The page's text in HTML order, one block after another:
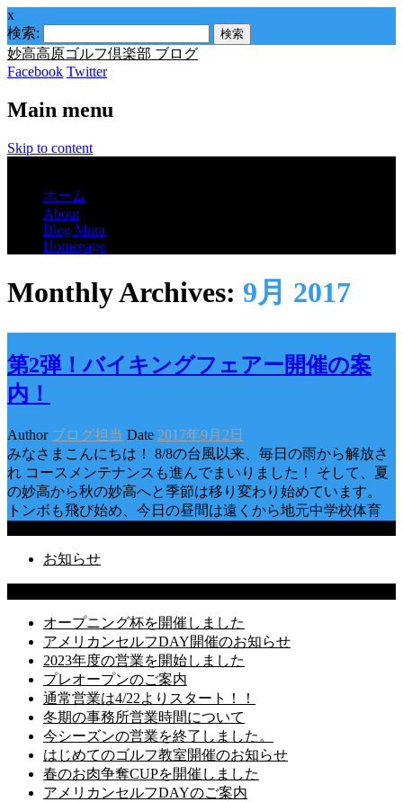
x
検索:
妙高高原ゴルフ倶楽部 ブログ
Facebook Twitter
Main menu
Skip to content
ホーム
About
Blog Mura
Homepage
Monthly Archives: 9月 2017
第2弾！バイキングフェアー開催の案
内！
Author ブログ担当 Date 2017年9月2日
みなさまこんにちは！ 8/8の台風以来、毎日の雨から解放さ
れ コースメンテナンスも進んでまいりました！ そして、夏
の妙高から秋の妙高へと季節は移り変わり始めています。
トンボも飛び始め、今日の昼間は遠くから地元中学校体育
お知らせ
オープニング杯を開催しました
アメリカンセルフDAY開催のお知らせ
2023年度の営業を開始しました
プレオープンのご案内
通常営業は4/22よりスタート！！
冬期の事務所営業時間について
今シーズンの営業を終了しました。
はじめてのゴルフ教室開催のお知らせ
春のお肉争奪CUPを開催しました
アメリカンセルフDAYのご案内